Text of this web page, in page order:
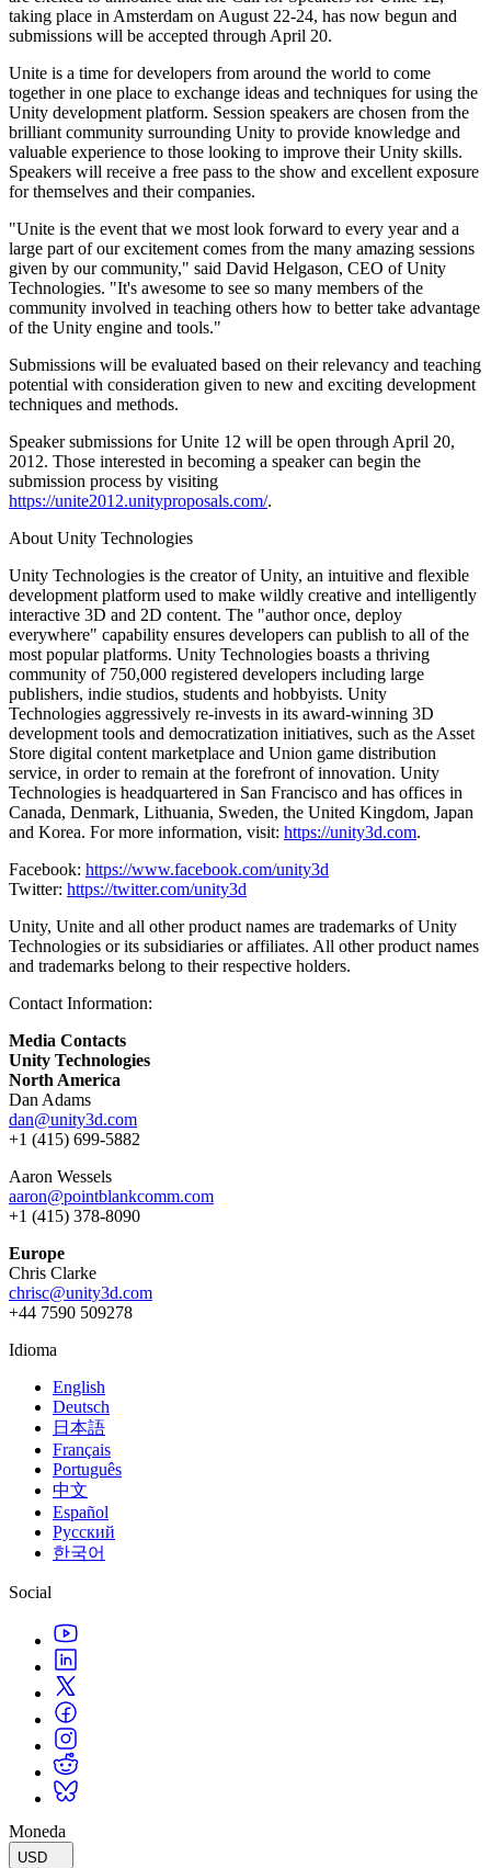
LiveOps
Perspectivas post-lanzamiento y operaciones de juego en vivo
Expande
Adquisición de usuarios
Hazte descubrir y adquiere usuarios móviles
Compras dentro de la aplicación
canal directo al consumidor (D2C).
Monetización
Conecta a los jugadores con los juegos adecuados
Publicitar con Unity
Monetizar con Unity
Casos de uso
Juegos móviles
Crea y expande éxitos móviles con Unity
Juegos independientes
Lanza grandes juegos con equipos pequeños
Lanza juegos XR en múltiples plataformas
Juegos multijugador
Simplifica el desarrollo de juegos multijugador
Venta minorista
Transforma las experiencias en tienda en experiencias en línea
Industria automotriz
Impulsar la innovación y las experiencias en el automóvil
Ver todas las industrias
Información útil
Casos de estudio
Historias de éxito en el mundo real
Guías de mejores prácticas
Consejos y trucos de expertos
Demostraciones
Todos los recursos
Novedades
Blog
Actualizaciones, información y consejos técnicos
Novedades
Noticias, historias y centro de prensa
Únete a desarrolladores, creadores e insiders
Premios Unity
Celebrando a los creadores de Unity en todo el mundo
Guías prácticas
Consejos prácticos y mejores prácticas
Educación
Para estudiantes
Impulsa tu carrera
Para docentes
Licencia gratuita para fines educativos
Lleva el poder de Unity a tu institución
Certificaciones
taking place in Amsterdam on August 22-24, has now begun and
submissions will be accepted through April 20.
Unite is a time for developers from around the world to come
together in one place to exchange ideas and techniques for using the
Unity development platform. Session speakers are chosen from the
brilliant community surrounding Unity to provide knowledge and
valuable experience to those looking to improve their Unity skills.
Speakers will receive a free pass to the show and excellent exposure
for themselves and their companies.
"Unite is the event that we most look forward to every year and a
large part of our excitement comes from the many amazing sessions
given by our community," said David Helgason, CEO of Unity
Technologies. "It's awesome to see so many members of the
community involved in teaching others how to better take advantage
of the Unity engine and tools."
Submissions will be evaluated based on their relevancy and teaching
potential with consideration given to new and exciting development
techniques and methods.
Speaker submissions for Unite 12 will be open through April 20,
2012. Those interested in becoming a speaker can begin the
submission process by visiting
https://unite2012.unityproposals.com/.
About Unity Technologies
Unity Technologies is the creator of Unity, an intuitive and flexible
development platform used to make wildly creative and intelligently
interactive 3D and 2D content. The "author once, deploy
everywhere" capability ensures developers can publish to all of the
most popular platforms. Unity Technologies boasts a thriving
community of 750,000 registered developers including large
publishers, indie studios, students and hobbyists. Unity
Technologies aggressively re-invests in its award-winning 3D
development tools and democratization initiatives, such as the Asset
Store digital content marketplace and Union game distribution
service, in order to remain at the forefront of innovation. Unity
Technologies is headquartered in San Francisco and has offices in
Canada, Denmark, Lithuania, Sweden, the United Kingdom, Japan
and Korea. For more information, visit: https://unity3d.com.
Facebook: https://www.facebook.com/unity3d
Twitter: https://twitter.com/unity3d
Unity, Unite and all other product names are trademarks of Unity
Technologies or its subsidiaries or affiliates. All other product names
and trademarks belong to their respective holders.
Contact Information:
Media Contacts
Unity Technologies
North America
Dan Adams
dan@unity3d.com
+1 (415) 699-5882
Aaron Wessels
aaron@pointblankcomm.com
+1 (415) 378-8090
Europe
Chris Clarke
chrisc@unity3d.com
+44 7590 509278
Idioma
English
Deutsch
日本語
Français
Português
中文
Español
Русский
한국어
Social
Moneda
USD